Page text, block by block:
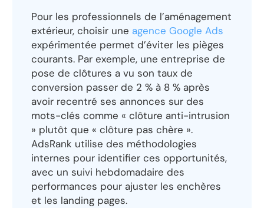
Pour les professionnels de l’aménagement
extérieur, choisir une agence Google Ads
expérimentée permet d’éviter les pièges
courants. Par exemple, une entreprise de
pose de clôtures a vu son taux de
conversion passer de 2 % à 8 % après
avoir recentré ses annonces sur des
mots-clés comme « clôture anti-intrusion
» plutôt que « clôture pas chère ».
AdsRank utilise des méthodologies
internes pour identifier ces opportunités,
avec un suivi hebdomadaire des
performances pour ajuster les enchères
et les landing pages.